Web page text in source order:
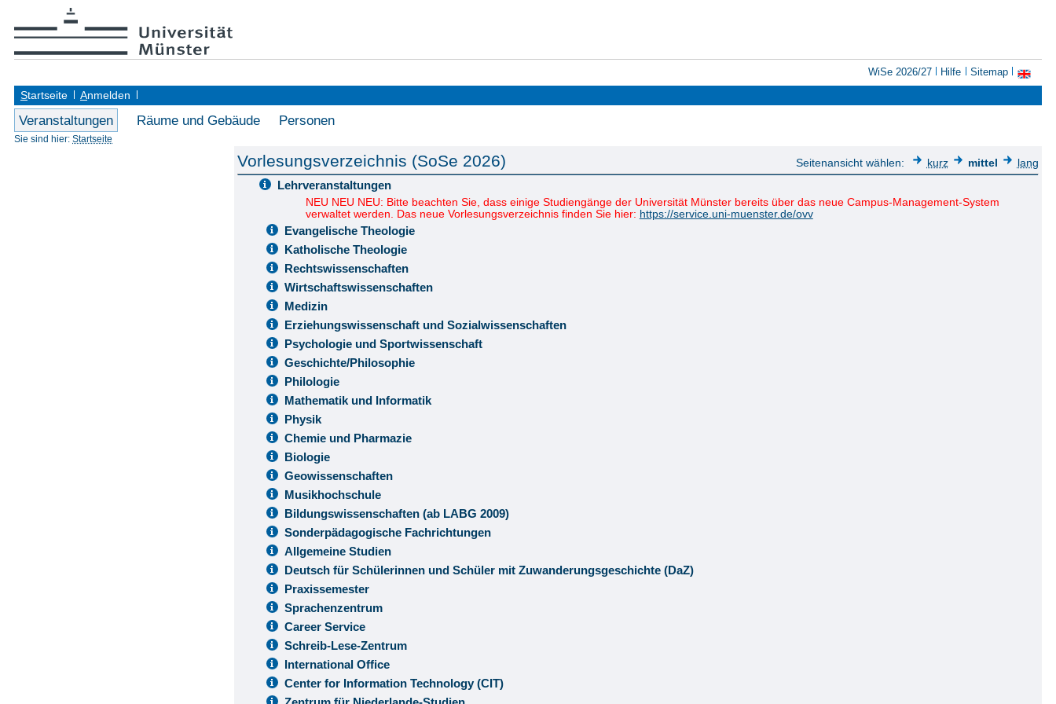
WiSe 2026/27 Hilfe
Sitemap
Startseite Anmelden
Veranstaltungen Räume und Gebäude Personen
Sie sind hier: Startseite
Vorlesungsverzeichnis (SoSe 2026) Seitenansicht wählen: kurz mittel lang
Lehrveranstaltungen
NEU NEU NEU: Bitte beachten Sie, dass einige Studiengänge der Universität Münster bereits über das neue Campus-Management-System
verwaltet werden. Das neue Vorlesungsverzeichnis finden Sie hier: https://service.uni-muenster.de/ovv
Evangelische Theologie
Katholische Theologie
Rechtswissenschaften
Wirtschaftswissenschaften
Medizin
Erziehungswissenschaft und Sozialwissenschaften
Psychologie und Sportwissenschaft
Geschichte/Philosophie
Philologie
Mathematik und Informatik
Physik
Chemie und Pharmazie
Biologie
Geowissenschaften
Musikhochschule
Bildungswissenschaften (ab LABG 2009)
Sonderpädagogische Fachrichtungen
Allgemeine Studien
Deutsch für Schülerinnen und Schüler mit Zuwanderungsgeschichte (DaZ)
Praxissemester
Sprachenzentrum
Career Service
Schreib-Lese-Zentrum
International Office
Center for Information Technology (CIT)